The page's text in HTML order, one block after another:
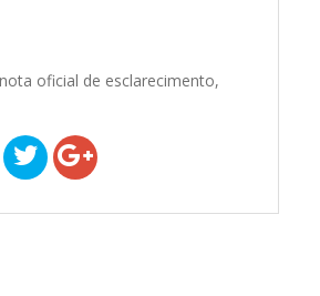
oficial de esclarecimento,